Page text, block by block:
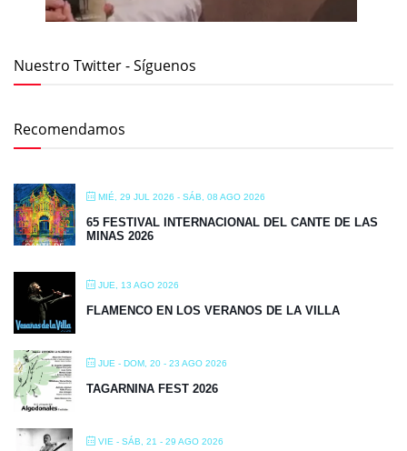
Nuestro Twitter - Síguenos
Recomendamos
MIÉ, 29 JUL 2026 - SÁB, 08 AGO 2026
65 FESTIVAL INTERNACIONAL DEL CANTE DE LAS
MINAS 2026
JUE, 13 AGO 2026
FLAMENCO EN LOS VERANOS DE LA VILLA
JUE - DOM, 20 - 23 AGO 2026
TAGARNINA FEST 2026
VIE - SÁB, 21 - 29 AGO 2026